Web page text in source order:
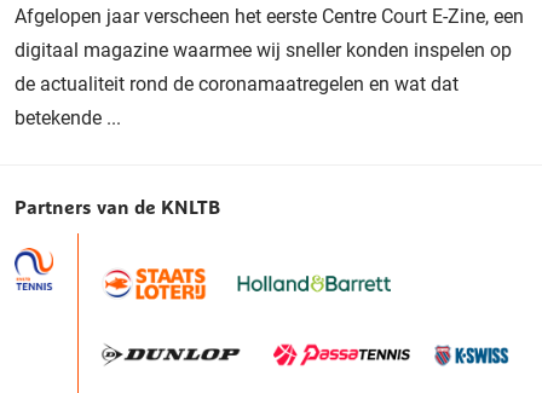
Afgelopen jaar verscheen het eerste Centre Court E-Zine, een
digitaal magazine waarmee wij sneller konden inspelen op
de actualiteit rond de coronamaatregelen en wat dat
betekende ...
Partners van de KNLTB